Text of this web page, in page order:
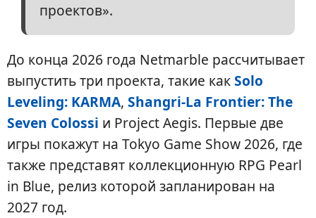
проектов».
До конца 2026 года Netmarble рассчитывает
выпустить три проекта, такие какSolo
Leveling: KARMA, Shangri-La Frontier: The
Seven Colossi и Project Aegis. Первые две
игры покажут на Tokyo Game Show 2026, где
также представят коллекционную RPG Pearl
in Blue, релиз которой запланирован на
2027 год.